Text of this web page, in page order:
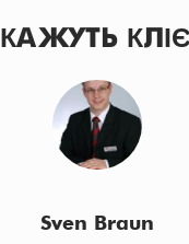
КАЖУТЬ
Sven Braun